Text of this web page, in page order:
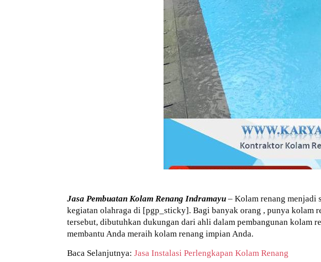
Jasa Pembuatan Kolam Renang Indramayu – Kolam renang menjadi
kegiatan olahraga di [pgp_sticky]. Bagi banyak orang , punya kolam
tersebut, dibutuhkan dukungan dari ahli dalam pembangunan kolam
membantu Anda meraih kolam renang impian Anda.
Baca Selanjutnya:Jasa Instalasi Perlengkapan Kolam Renang